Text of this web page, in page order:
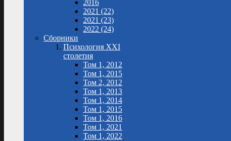
2016
2021 (22)
2021 (23)
2022 (24)
Сборники
Психология XXI
столетия
Том 1, 2012
Том 1, 2015
Том 2, 2012
Том 1, 2013
Том 1, 2014
Том 1, 2015
Том 1, 2016
Том 1, 2021
Том 1, 2022